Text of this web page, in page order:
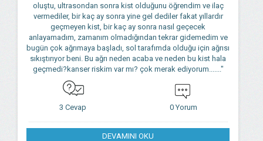
oluştu, ultrasondan sonra kist olduğunu öğrendim ve ilaç
vermediler, bir kaç ay sonra yine gel dediler fakat yıllardır
geçmeyen kist, bir kaç ay sonra nasıl geçecek
anlayamadım, zamanım olmadığından tekrar gidemedim ve
bugün çok ağrımaya başladı, sol tarafımda olduğu için ağrısı
sıkıştırıyor beni. Bu ağrı neden acaba ve neden bu kist hala
geçmedi?kanser riskim var mı? çok merak ediyorum......."
3 Cevap 0 Yorum
DEVAMINI OKU